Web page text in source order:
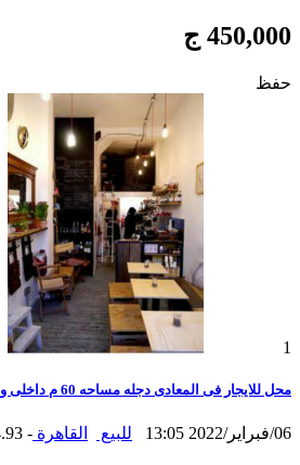
450,000 ج
حفظ
1
محل للايجار فى المعادى دجله مساحه 60 م داخلى و 20 م خارجى مرخص ولديه ر...
06/فبراير/2022 13:05 للبيع القاهرة - 24.93كم